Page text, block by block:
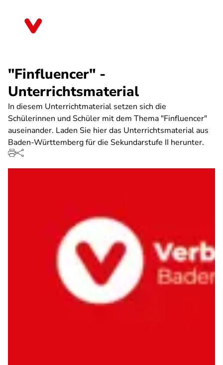
"Finfluencer" -
Unterrichtsmaterial
In diesem Unterrichtmaterial setzen sich die
Schülerinnen und Schüler mit dem Thema "Finfluencer"
auseinander. Laden Sie hier das Unterrichtsmaterial aus
Baden-Württemberg für die Sekundarstufe II herunter.